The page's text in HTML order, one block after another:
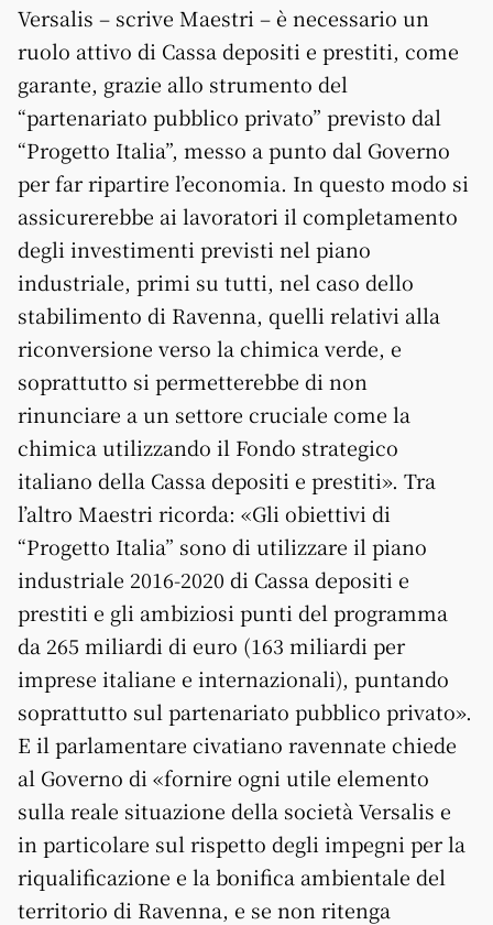
Versalis – scrive Maestri – è necessario un
ruolo attivo di Cassa depositi e prestiti, come
garante, grazie allo strumento del
“partenariato pubblico privato” previsto dal
“Progetto Italia”, messo a punto dal Governo
per far ripartire l’economia. In questo modo si
assicurerebbe ai lavoratori il completamento
degli investimenti previsti nel piano
industriale, primi su tutti, nel caso dello
stabilimento di Ravenna, quelli relativi alla
riconversione verso la chimica verde, e
soprattutto si permetterebbe di non
rinunciare a un settore cruciale come la
chimica utilizzando il Fondo strategico
italiano della Cassa depositi e prestiti». Tra
l’altro Maestri ricorda: «Gli obiettivi di
“Progetto Italia” sono di utilizzare il piano
industriale 2016-2020 di Cassa depositi e
prestiti e gli ambiziosi punti del programma
da 265 miliardi di euro (163 miliardi per
imprese italiane e internazionali), puntando
soprattutto sul partenariato pubblico privato».
E il parlamentare civatiano ravennate chiede
al Governo di «fornire ogni utile elemento
sulla reale situazione della società Versalis e
in particolare sul rispetto degli impegni per la
riqualificazione e la bonifica ambientale del
territorio di Ravenna, e se non ritenga